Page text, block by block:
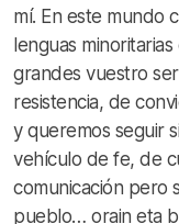
mí. En este mundo
lenguas
grandes vuestro
resistencia, de
y queremos seguir
vehículo de fe, de
comunicación pero
pueblo… orain eta